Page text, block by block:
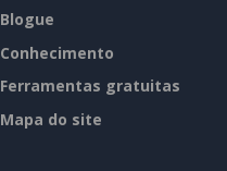
Blogue
Conhecimento
Ferramentas gratuitas
Mapa do site